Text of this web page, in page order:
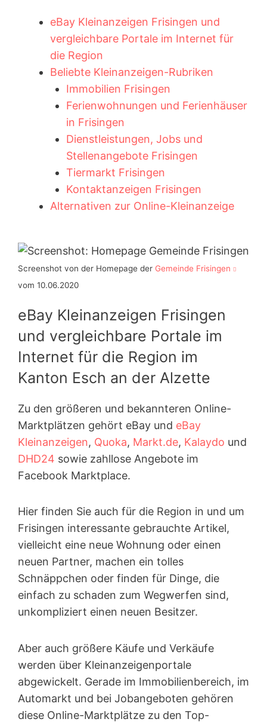
eBay Kleinanzeigen Frisingen und
vergleichbare Portale im Internet für
die Region
Beliebte Kleinanzeigen-Rubriken
Immobilien Frisingen
Ferienwohnungen und Ferienhäuser
in Frisingen
Dienstleistungen, Jobs und
Stellenangebote Frisingen
Tiermarkt Frisingen
Kontaktanzeigen Frisingen
Alternativen zur Online-Kleinanzeige
Screenshot von der Homepage der Gemeinde Frisingen
vom 10.06.2020
eBay Kleinanzeigen Frisingen
und vergleichbare Portale im
Internet für die Region im
Kanton Esch an der Alzette
Zu den größeren und bekannteren Online-
Marktplätzen gehört eBay und eBay
Kleinanzeigen, Quoka, Markt.de, Kalaydo und
DHD24 sowie zahllose Angebote im
Facebook Marktplace.
Hier finden Sie auch für die Region in und um
Frisingen interessante gebrauchte Artikel,
vielleicht eine neue Wohnung oder einen
neuen Partner, machen ein tolles
Schnäppchen oder finden für Dinge, die
einfach zu schaden zum Wegwerfen sind,
unkompliziert einen neuen Besitzer.
Aber auch größere Käufe und Verkäufe
werden über Kleinanzeigen­portale
abgewickelt. Gerade im Immobilienbereich, im
Automarkt und bei Jobangeboten gehören
diese Online-Marktplätze zu den Top-